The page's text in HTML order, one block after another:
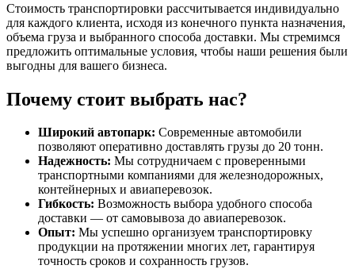
Стоимость транспортировки рассчитывается индивидуально
для каждого клиента, исходя из конечного пункта назначения,
объема груза и выбранного способа доставки. Мы стремимся
предложить оптимальные условия, чтобы наши решения были
выгодны для вашего бизнеса.
Почему стоит выбрать нас?
Широкий автопарк: Современные автомобили
позволяют оперативно доставлять грузы до 20 тонн.
Надежность: Мы сотрудничаем с проверенными
транспортными компаниями для железнодорожных,
контейнерных и авиаперевозок.
Гибкость: Возможность выбора удобного способа
доставки — от самовывоза до авиаперевозок.
Опыт: Мы успешно организуем транспортировку
продукции на протяжении многих лет, гарантируя
точность сроков и сохранность грузов.